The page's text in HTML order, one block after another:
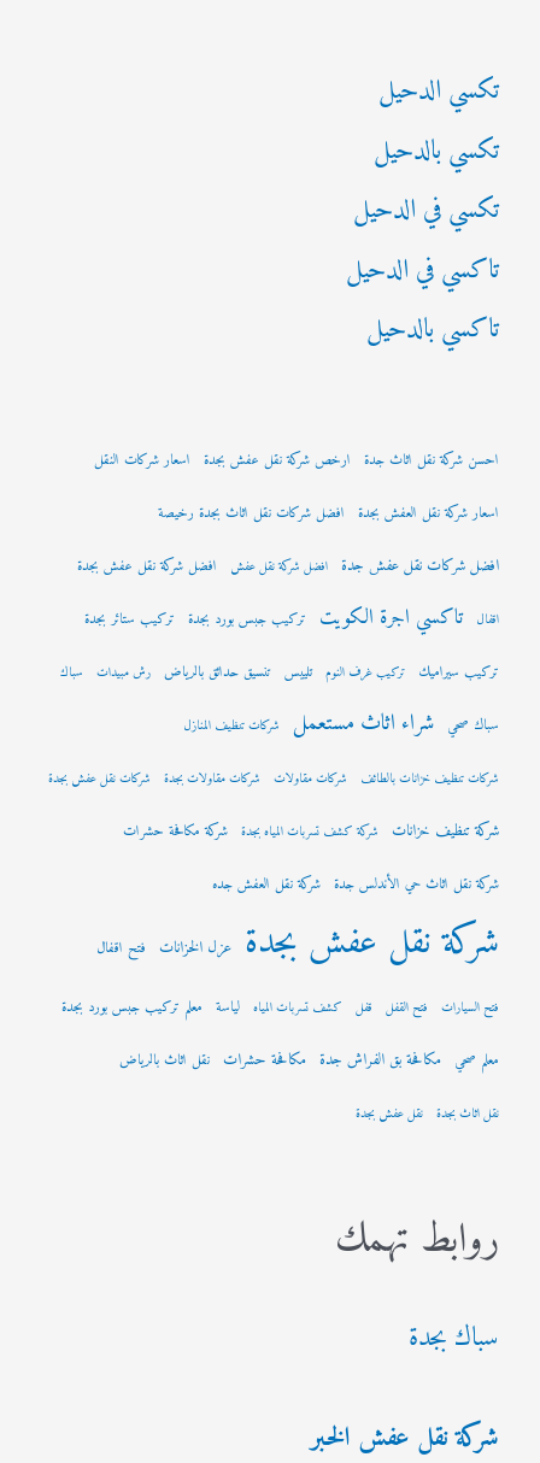
:تكسي الدحيل
تكسي بالدحيل
تكسي في الدحيل
تاكسي في الدحيل
تاكسي بالدحيل
احسن شركة نقل اثاث جدة ارخص شركة نقل عفش بجدة اسعار شركات النقل
اسعار شركة نقل العفش بجدة افضل شركات نقل اثاث بجدة رخيصة
افضل شركات نقل عفش جدة افضل شركة نقل عفش افضل شركة نقل عفش بجدة
اقفال تاكسي اجرة الكويت تركيب جبس بورد بجدة تركيب ستائر بجدة
تركيب سيراميك تركيب غرف النوم تلييس تنسيق حدائق بالرياض رش مبيدات سباك
سباك صحي شراء اثاث مستعمل شركات تنظيف المنازل
شركات تنظيف خزانات بالطائف شركات مقاولات شركات مقاولات بجدة شركات نقل عفش بجدة
شركة تنظيف خزانات شركة كشف تسربات المياه بجدة شركة مكافحة حشرات
شركة نقل اثاث حي الأندلس جدة شركة نقل العفش جده
شركة نقل عفش بجدة عزل الخزانات فتح اقفال
فتح السيارات فتح القفل قفل كشف تسربات المياه لياسة معلم تركيب جبس بورد بجدة
معلم صحي مكافحة بق الفراش جدة مكافحة حشرات نقل اثاث بالرياض
نقل اثاث بجدة نقل عفش بجدة
روابط تهمك
سباك بجدة
شركة نقل عفش الخبر